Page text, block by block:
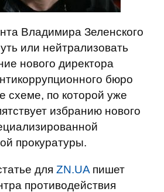
Владимира Зеленского
или нейтрализовать
нового директора
бюро
схеме, по которой уже
избранию нового
прокуратуры.
для ZN.UA пишет
противодействия